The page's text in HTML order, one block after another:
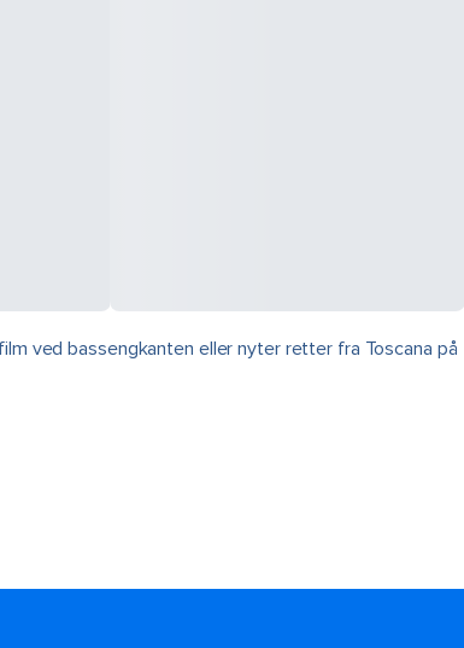
ved bassengkanten eller nyter retter fra Toscana på